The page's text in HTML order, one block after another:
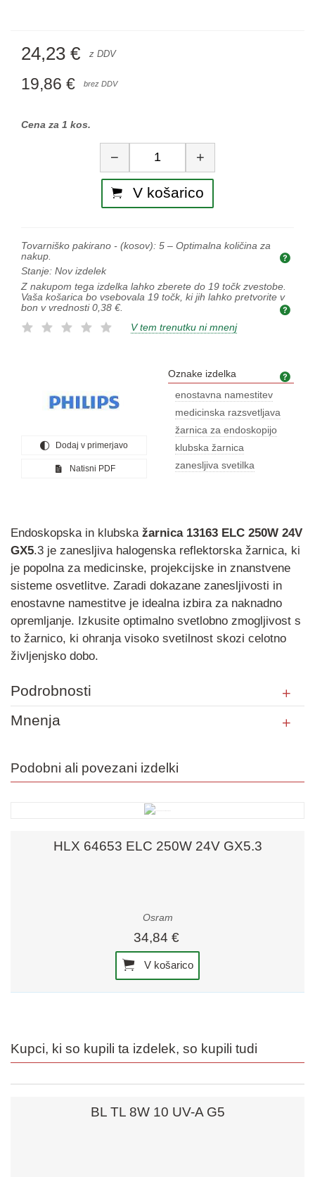
24,23 € z DDV
19,86 € brez DDV
Cena za 1 kos.
Količina
− +
V košarico
Tovarniško pakirano - (kosov): 5 – Optimalna količina za
nakup.
Stanje: Nov izdelek
Z nakupom tega izdelka lahko zberete do 19 točk zvestobe.
Vaša košarica bo vsebovala 19 točk, ki jih lahko pretvorite v
bon v vrednosti 0,38 €.
V tem trenutku ni mnenj
Dodaj v primerjavo
Natisni PDF
Oznake izdelka
enostavna namestitev
medicinska razsvetljava
žarnica za endoskopijo
klubska žarnica
zanesljiva svetilka
Endoskopska in klubska žarnica 13163 ELC 250W 24V
GX5.3 je zanesljiva halogenska reflektorska žarnica, ki
je popolna za medicinske, projekcijske in znanstvene
sisteme osvetlitve. Zaradi dokazane zanesljivosti in
enostavne namestitve je idealna izbira za naknadno
opremljanje. Izkusite optimalno svetlobno zmogljivost s
to žarnico, ki ohranja visoko svetilnost skozi celotno
življenjsko dobo.
Podrobnosti
Mnenja
Podobni ali povezani izdelki
HLX 64653 ELC 250W 24V GX5.3
Osram
34,84 €
V košarico
Kupci, ki so kupili ta izdelek, so kupili tudi
BL TL 8W 10 UV-A G5